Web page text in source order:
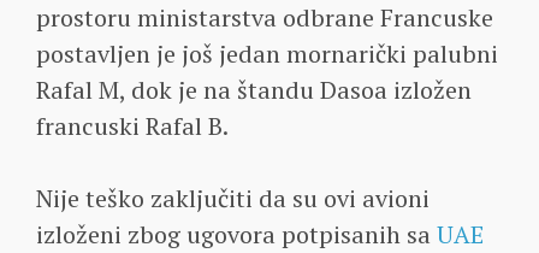
prostoru ministarstva odbrane Francuske
postavljen je još jedan mornarički palubni
Rafal M, dok je na štandu Dasoa izložen
francuski Rafal B.
Nije teško zaključiti da su ovi avioni
izloženi zbog ugovora potpisanih sa UAE